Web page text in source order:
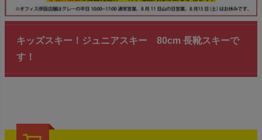
キッズスキー！ジュニアスキー 80cm 長靴スキーで
す！